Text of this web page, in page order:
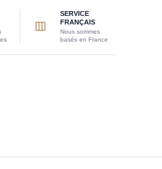
SERVICE
FRANÇAIS
Nous sommes
basés en France